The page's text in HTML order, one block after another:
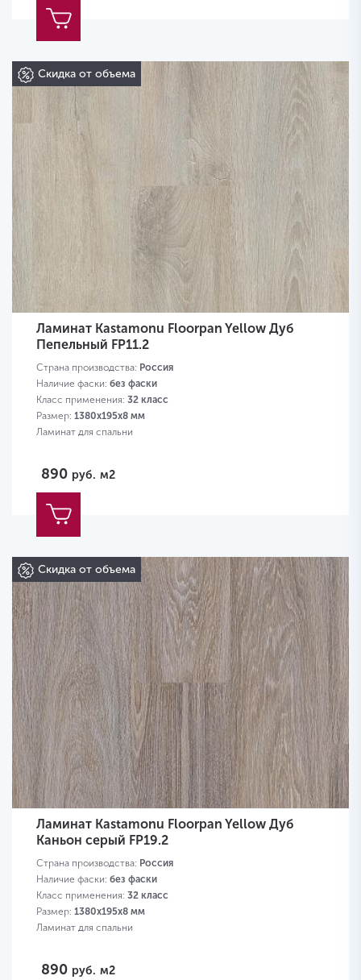
Скидка от объема
Ламинат Kastamonu Floorpan Yellow Дуб
Пепельный FP11.2
Страна производства: Россия
Наличие фаски: без фаски
Класс применения: 32 класс
Размер: 1380х195х8 мм
Ламинат для спальни
890 руб. м2
Скидка от объема
Ламинат Kastamonu Floorpan Yellow Дуб
Каньон серый FP19.2
Страна производства: Россия
Наличие фаски: без фаски
Класс применения: 32 класс
Размер: 1380х195х8 мм
Ламинат для спальни
890 руб. м2